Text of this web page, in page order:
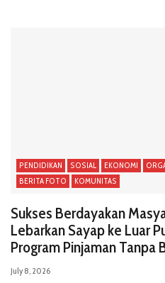
PENDIDIKAN SOSIAL EKONOMI
BERITA FOTO
KOMUNITAS
Sukses Berdayakan
Lebarkan Sayap ke Luar
Program Pinjaman Tanpa
July 8, 2026